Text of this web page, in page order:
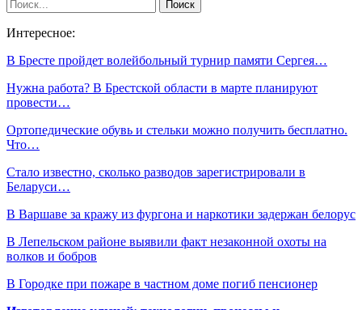
Интересное:
В Бресте пройдет волейбольный турнир памяти Сергея…
Нужна работа? В Брестской области в марте планируют
провести…
Ортопедические обувь и стельки можно получить бесплатно.
Что…
Стало известно, сколько разводов зарегистрировали в
Беларуси…
В Варшаве за кражу из фургона и наркотики задержан белорус
В Лепельском районе выявили факт незаконной охоты на
волков и бобров
В Городке при пожаре в частном доме погиб пенсионер